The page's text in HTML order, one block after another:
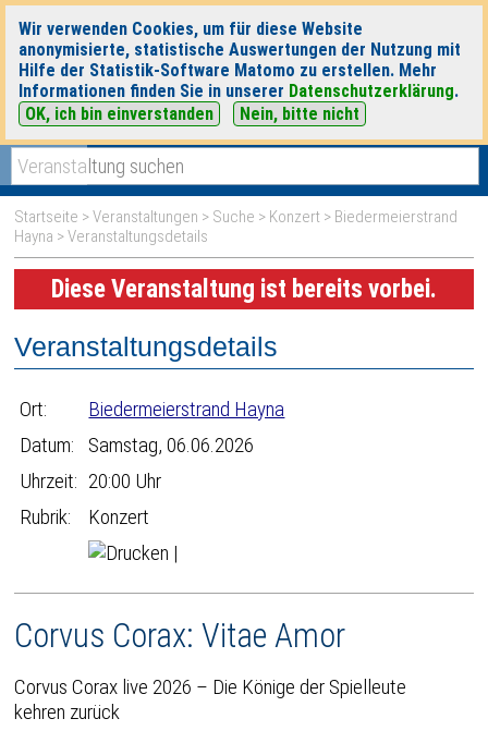
Wir verwenden Cookies, um für diese Website
anonymisierte, statistische Auswertungen der Nutzung mit
Hilfe der Statistik-Software Matomo zu erstellen. Mehr
Informationen finden Sie in unserer Datenschutzerklärung.
OK, ich bin einverstanden
Nein, bitte nicht
heute|morgen|
Startseite >Veranstaltungen > Suche > Konzert > Biedermeierstrand
Hayna > Veranstaltungsdetails
Diese Veranstaltung ist bereits vorbei.
Veranstaltungsdetails
Ort:
Biedermeierstrand Hayna
Datum:
Samstag, 06.06.2026
Uhrzeit: 20:00 Uhr
Rubrik:
Konzert
|
Corvus Corax: Vitae Amor
Corvus Corax live 2026 – Die Könige der Spielleute
kehren zurück